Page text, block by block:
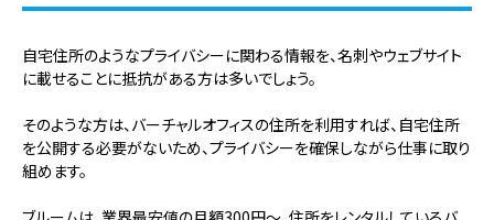
自宅住所のようなプライバシーに関わる情報を、名刺やウェブサイト
に載せることに抵抗がある方は多いでしょう。
そのような方は、バーチャルオフィスの住所を利用すれば、 自宅住所
を公開する必要がないため、プライバシーを確保しながら仕事に取り
組めます。